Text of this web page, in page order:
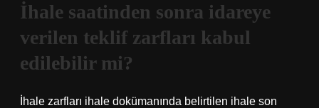
İhale saatinden sonra idareye
verilen teklif zarfları kabul
edilebilir mi?
İhale zarfları ihale dokümanında belirtilen ihale son